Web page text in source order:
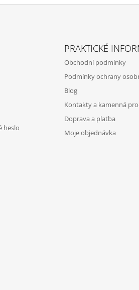
heslo
PRAKTICKÉ
Obchodní podmínky
Podmínky ochrany
Blog
Kontakty a kamenná
Doprava a platba
Moje objednávka